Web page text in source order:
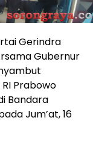
Gerindra
Gubernur
Prabowo
Bandara
Jum’at, 16